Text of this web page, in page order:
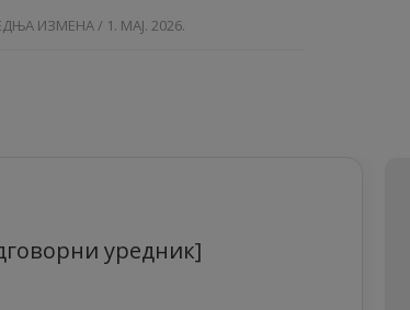
ИЗМЕНА / 1. МАЈ. 2026.
уредник]